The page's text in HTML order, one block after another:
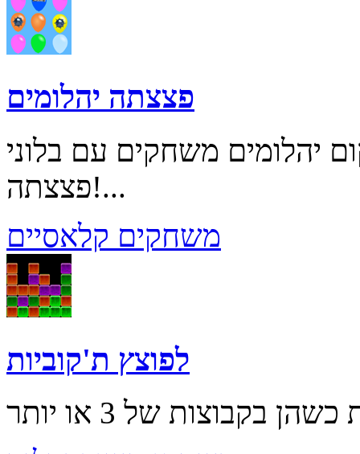
פצצתה יהלומים
יהלומים משחקים עם בלוני
פצצתה!...
משחקים קלאסיים
לפוצץ ת'קוביות